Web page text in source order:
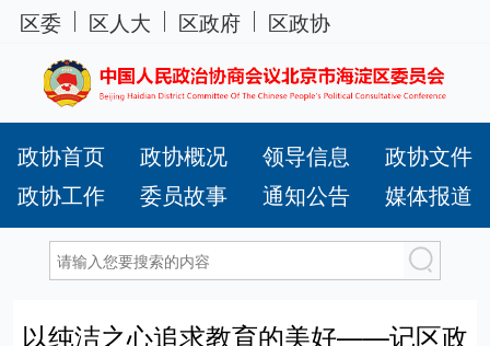
区委 区人大 区政府 区政协
政协首页 政协概况 领导信息
政协文件
政协工作
委员故事 通知公告 媒体报道
以纯洁之心追求教育的美好——记区政